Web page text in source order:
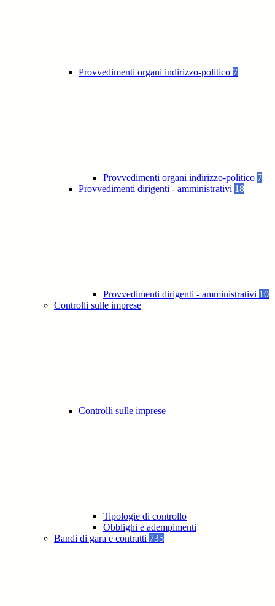
Provvedimenti organi indirizzo-politico 7
Provvedimenti organi indirizzo-politico 7
Provvedimenti dirigenti - amministrativi 18
Provvedimenti dirigenti - amministrativi 10
Controlli sulle imprese
Controlli sulle imprese
Tipologie di controllo
Obblighi e adempimenti
Bandi di gara e contratti 735